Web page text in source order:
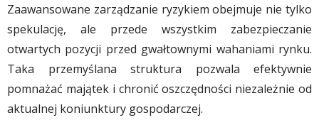
Zaawansowane zarządzanie ryzykiem obejmuje nie tylko
spekulację, ale przede wszystkim zabezpieczanie
otwartych pozycji przed gwałtownymi wahaniami rynku.
Taka przemyślana struktura pozwala efektywnie
pomnażać majątek i chronić oszczędności niezależnie od
aktualnej koniunktury gospodarczej.